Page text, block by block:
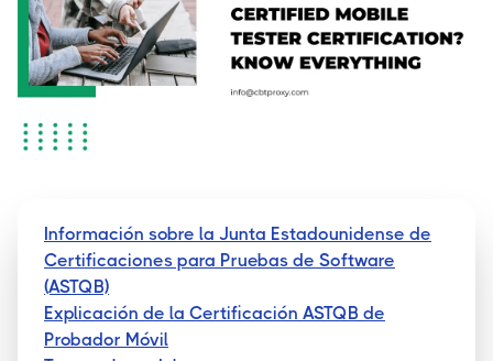
Información sobre la Junta Estadounidense de
Certificaciones para Pruebas de Software
(ASTQB)
Explicación de la Certificación ASTQB de
Probador Móvil